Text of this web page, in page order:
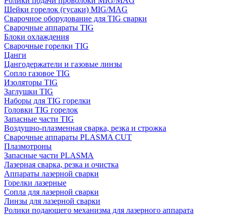
Шейки горелок (гусаки) MIG/MAG
Сварочное оборудование для TIG сварки
Сварочные аппараты TIG
Блоки охлаждения
Сварочные горелки TIG
Цанги
Цангодержатели и газовые линзы
Сопло газовое TIG
Изоляторы TIG
Заглушки TIG
Наборы для TIG горелки
Головки TIG горелок
Запасные части TIG
Воздушно-плазменная сварка, резка и строжка
Сварочные аппараты PLASMA CUT
Плазмотроны
Запасные части PLASMA
Лазерная сварка, резка и очистка
Аппараты лазерной сварки
Горелки лазерные
Сопла для лазерной сварки
Линзы для лазерной сварки
Ролики подающего механизма для лазерного аппарата